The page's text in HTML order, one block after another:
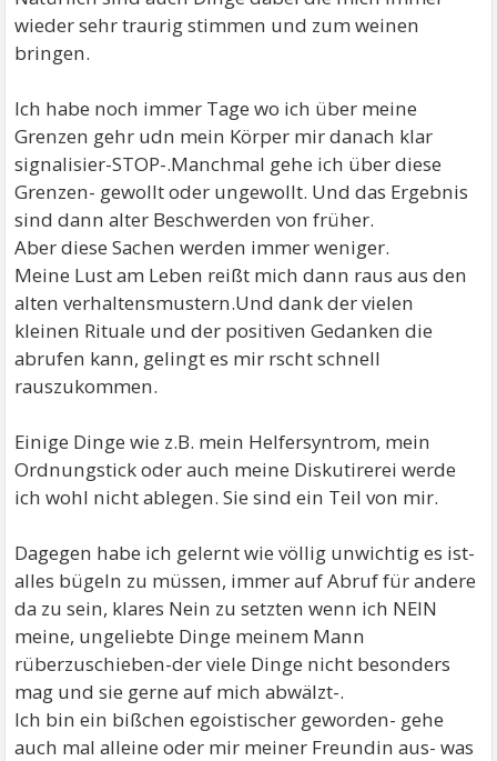
wieder sehr traurig stimmen und zum weinen
bringen.
Ich habe noch immer Tage wo ich über meine
Grenzen gehr udn mein Körper mir danach klar
signalisier-STOP-.Manchmal gehe ich über diese
Grenzen- gewollt oder ungewollt. Und das Ergebnis
sind dann alter Beschwerden von früher.
Aber diese Sachen werden immer weniger.
Meine Lust am Leben reißt mich dann raus aus den
alten verhaltensmustern.Und dank der vielen
kleinen Rituale und der positiven Gedanken die
abrufen kann, gelingt es mir rscht schnell
rauszukommen.
Einige Dinge wie z.B. mein Helfersyntrom, mein
Ordnungstick oder auch meine Diskutirerei werde
ich wohl nicht ablegen. Sie sind ein Teil von mir.
Dagegen habe ich gelernt wie völlig unwichtig es ist-
alles bügeln zu müssen, immer auf Abruf für andere
da zu sein, klares Nein zu setzten wenn ich NEIN
meine, ungeliebte Dinge meinem Mann
rüberzuschieben-der viele Dinge nicht besonders
mag und sie gerne auf mich abwälzt-.
Ich bin ein bißchen egoistischer geworden- gehe
auch mal alleine oder mir meiner Freundin aus- was